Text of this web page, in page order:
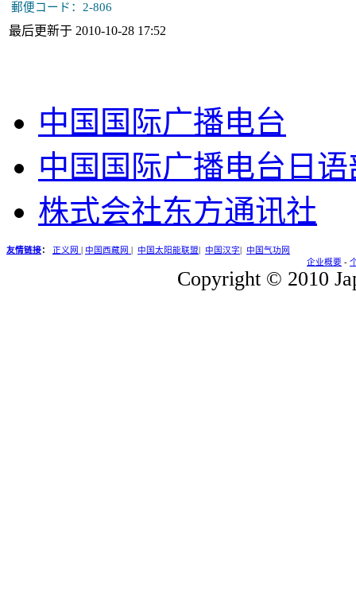
郵便コード：2-806
最后更新于 2010-10-28 17:52
中国国际广播电台
中国国际广播电台日语
株式会社东方通讯社
友情链接： 正义网 中国西藏网 中国太阳能联盟 中国汉字
中国气功网
企业概要 -
Copyright © 2010